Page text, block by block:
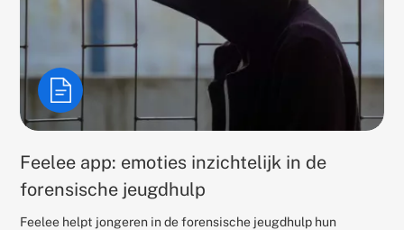
Feelee app: emoties inzichtelijk in de
forensische jeugdhulp
Feelee helpt jongeren in de forensische jeugdhulp hun